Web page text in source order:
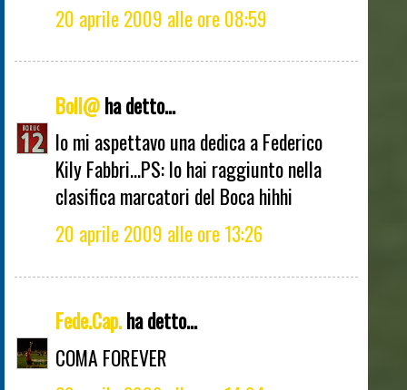
20 aprile 2009 alle ore 08:59
Boll@ha detto...
Io mi aspettavo una dedica a Federico
Kily Fabbri...PS: lo hai raggiunto nella
clasifica marcatori del Boca hihhi
20 aprile 2009 alle ore 13:26
Fede.Cap.ha detto...
COMA FOREVER